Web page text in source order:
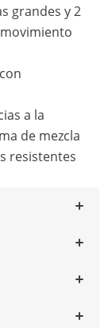
grandes y 2
a la
de mezcla
resistentes